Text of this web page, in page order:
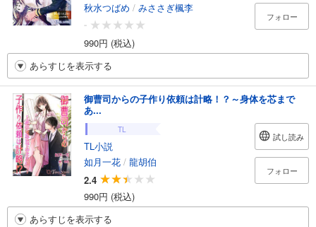
秋水つばめ / みささぎ楓李
-
990円 (税込)
フォロー
あらすじを表示する
御曹司からの子作り依頼は計略！？～身体を芯まで
あ...
TL
TL小説
如月一花 / 龍胡伯
2.4
990円 (税込)
試し読み
フォロー
あらすじを表示する